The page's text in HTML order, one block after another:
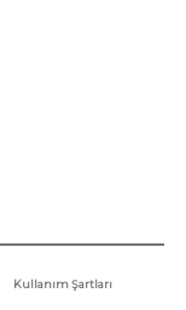
Kullanım Şartları